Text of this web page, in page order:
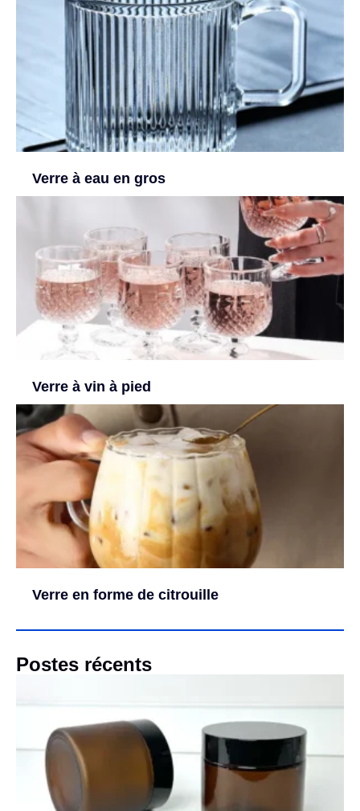
Verre à eau en gros
Verre à vin à pied
Verre en forme de citrouille
Postes récents